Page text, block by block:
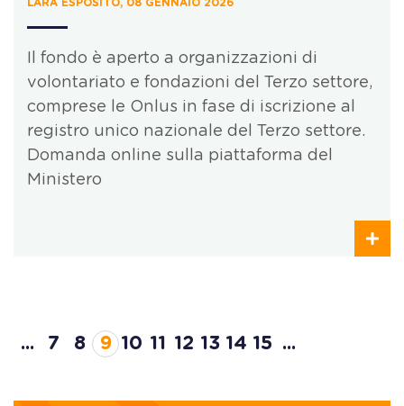
LARA ESPOSITO, 08 GENNAIO 2026
Il fondo è aperto a organizzazioni di
volontariato e fondazioni del Terzo settore,
comprese le Onlus in fase di iscrizione al
registro unico nazionale del Terzo settore.
Domanda online sulla piattaforma del
Ministero
... 7 8 9 10 11 12 13 14 15 ...